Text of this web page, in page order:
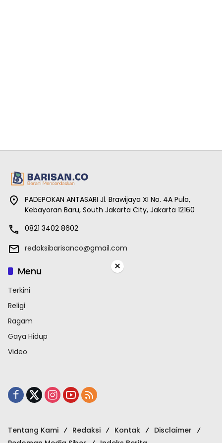
PADEPOKAN ANTASARI Jl. Brawijaya XI No. 4A Pulo,
Kebayoran Baru, South Jakarta City, Jakarta 12160
0821 3402 8602
redaksibarisanco@gmail.com
Menu
Terkini
Religi
Ragam
Gaya Hidup
Video
Tentang Kami Redaksi Kontak
Disclaimer
×